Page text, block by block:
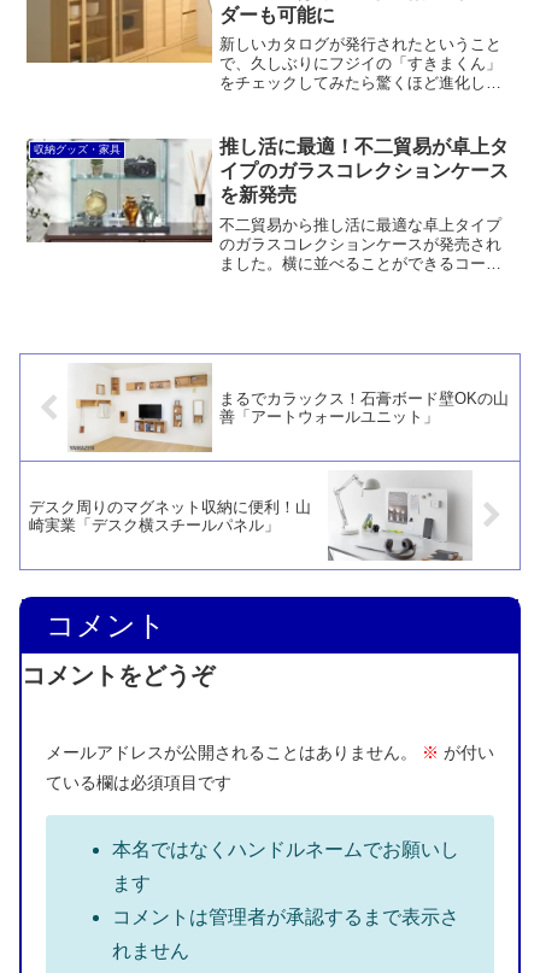
ダーも可能に
新しいカタログが発行されたということ
で、久しぶりにフジイの「すきまくん」
をチェックしてみたら驚くほど進化して
も最適化され、幅×奥行×高さ1cmオーダ
ー可能な3Dすきまくんも登場していま
す。
収納グッズ・家具
推し活に最適！不二貿易が卓上タ
イプのガラスコレクションケース
を新発売
不二貿易から推し活に最適な卓上タイプ
のガラスコレクションケースが発売され
ました。横に並べることができるコーナ
まるでカラックス！石膏ボード壁OKの山
善「アートウォールユニット」
デスク周りのマグネット収納に便利！山
崎実業「デスク横スチールパネル」
コメント
コメントをどうぞ
メールアドレスが公開されることはありません。 ※ が付い
ている欄は必須項目です
本名ではなくハンドルネームでお願いし
ます
コメントは管理者が承認するまで表示さ
れません